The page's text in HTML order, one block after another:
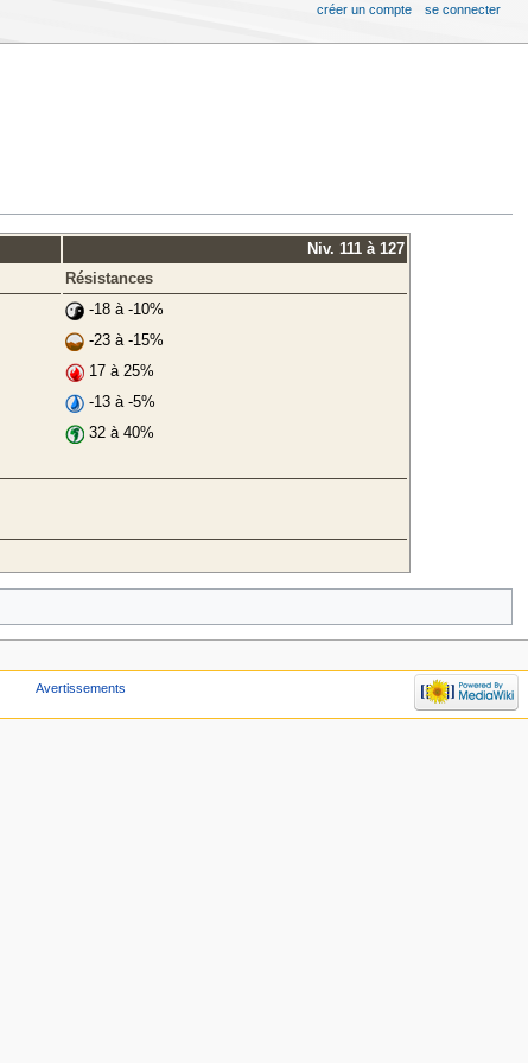
Niv. 111 à 127
Résistances
-18 à -10%
-23 à -15%
17 à 25%
-13 à -5%
32 à 40%
créer un compte se connecter
Avertissements